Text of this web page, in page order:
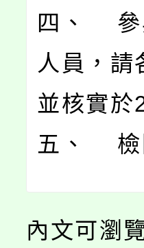
四、 參
人員，
並核實於
五、 檢
內文可瀏